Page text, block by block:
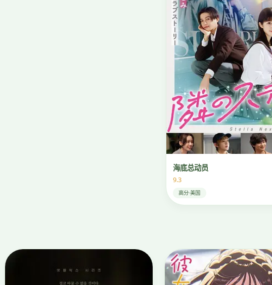
海底总动员
9.3
高分·美国